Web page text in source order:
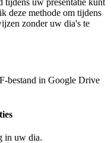
deze methode om tijdens
zonder uw dia's te
bestand in Google Drive
in uw dia.